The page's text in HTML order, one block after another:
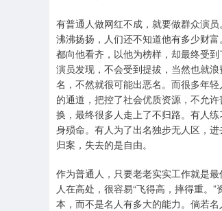
有普通人做网红不成，就要做群众演
沸沸扬扬，人们还不知道他有多少财
都向他看齐，以他为榜样，却最终受
演员发现，不会受到提拔，当然也就
名，不然就很可能出恶名。而很多年
的通道，把控了社会优质资源，不允
换，最终很多人走上了不归路。有人
身殒命。有人为了出名独步无人区，
归案，失去的是自由。
作为普通人，只要老老实实工作就是
人在高处，很容易“飞得高，摔得重。
本，而不是名人有多大的能力。倘若